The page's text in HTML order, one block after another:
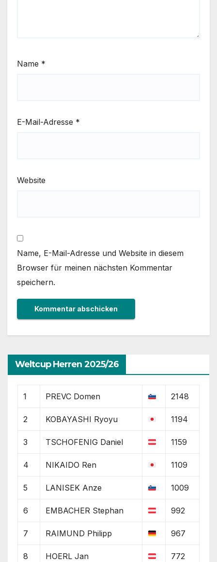
Name *
E-Mail-Adresse *
Website
Name, E-Mail-Adresse und Website in diesem
Browser für meinen nächsten Kommentar
speichern.
Weltcup Herren 2025/26
1 PREVC Domen 2148
2 KOBAYASHI Ryoyu 1194
3 TSCHOFENIG Daniel 1159
4 NIKAIDO Ren 1109
5 LANISEK Anze 1009
6 EMBACHER Stephan 992
7 RAIMUND Philipp 967
8 HOERL Jan 772